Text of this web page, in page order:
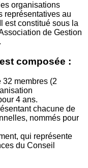
organisations
représentatives au
est constitué sous la
de Gestion
composée :
32 membres (2
4 ans.
chacune de
nommés pour
qui représente
du Conseil